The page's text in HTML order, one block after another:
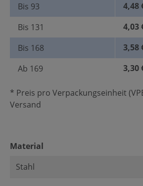
Bis 93
4,48
Bis 131
4,03
Bis 168
3,58
Ab 169 3,30
* Preis pro Verpackungseinheit
Versand
Material